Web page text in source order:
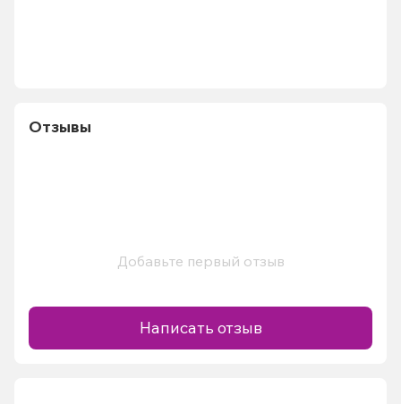
Отзывы
Добавьте первый отзыв
Написать отзыв